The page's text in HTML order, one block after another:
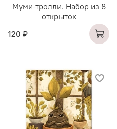
Муми-тролли. Набор из 8
открыток
120 ₽